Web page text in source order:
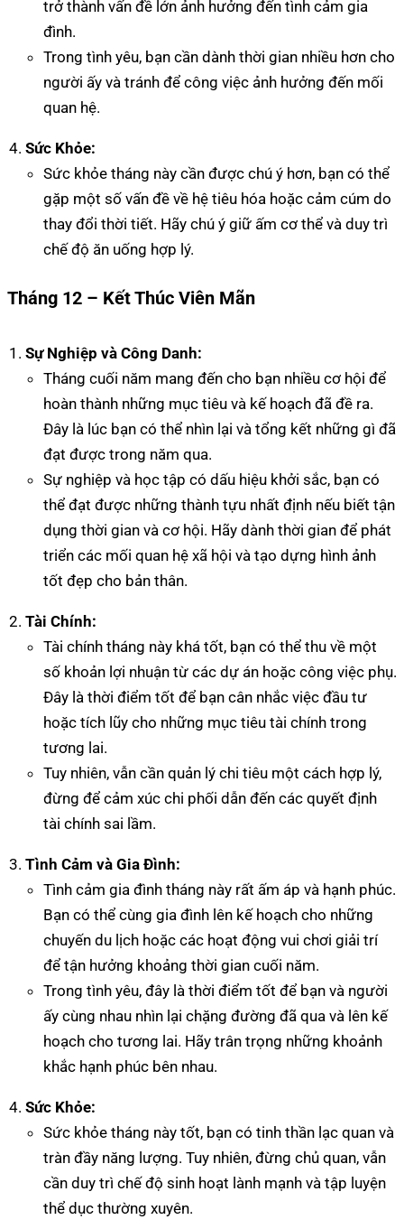
trở thành vấn đề lớn ảnh hưởng đến tình cảm gia
đình.
Trong tình yêu, bạn cần dành thời gian nhiều hơn cho
người ấy và tránh để công việc ảnh hưởng đến mối
quan hệ.
Sức Khỏe:
Sức khỏe tháng này cần được chú ý hơn, bạn có thể
gặp một số vấn đề về hệ tiêu hóa hoặc cảm cúm do
thay đổi thời tiết. Hãy chú ý giữ ấm cơ thể và duy trì
chế độ ăn uống hợp lý.
Tháng 12 – Kết Thúc Viên Mãn
Sự Nghiệp và Công Danh:
Tháng cuối năm mang đến cho bạn nhiều cơ hội để
hoàn thành những mục tiêu và kế hoạch đã đề ra.
Đây là lúc bạn có thể nhìn lại và tổng kết những gì đã
đạt được trong năm qua.
Sự nghiệp và học tập có dấu hiệu khởi sắc, bạn có
thể đạt được những thành tựu nhất định nếu biết tận
dụng thời gian và cơ hội. Hãy dành thời gian để phát
triển các mối quan hệ xã hội và tạo dựng hình ảnh
tốt đẹp cho bản thân.
Tài Chính:
Tài chính tháng này khá tốt, bạn có thể thu về một
số khoản lợi nhuận từ các dự án hoặc công việc phụ.
Đây là thời điểm tốt để bạn cân nhắc việc đầu tư
hoặc tích lũy cho những mục tiêu tài chính trong
tương lai.
Tuy nhiên, vẫn cần quản lý chi tiêu một cách hợp lý,
đừng để cảm xúc chi phối dẫn đến các quyết định
tài chính sai lầm.
Tình Cảm và Gia Đình:
Tình cảm gia đình tháng này rất ấm áp và hạnh phúc.
Bạn có thể cùng gia đình lên kế hoạch cho những
chuyến du lịch hoặc các hoạt động vui chơi giải trí
để tận hưởng khoảng thời gian cuối năm.
Trong tình yêu, đây là thời điểm tốt để bạn và người
ấy cùng nhau nhìn lại chặng đường đã qua và lên kế
hoạch cho tương lai. Hãy trân trọng những khoảnh
khắc hạnh phúc bên nhau.
Sức Khỏe:
Sức khỏe tháng này tốt, bạn có tinh thần lạc quan và
tràn đầy năng lượng. Tuy nhiên, đừng chủ quan, vẫn
cần duy trì chế độ sinh hoạt lành mạnh và tập luyện
thể dục thường xuyên.